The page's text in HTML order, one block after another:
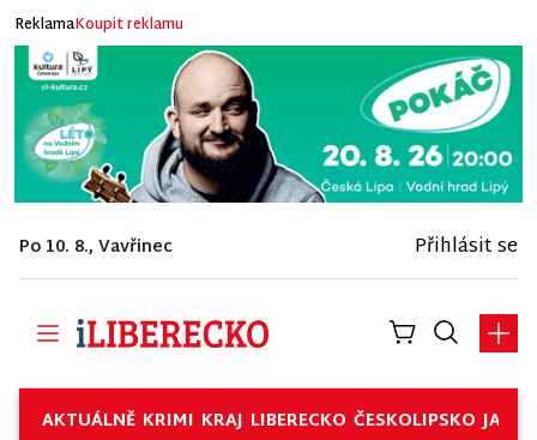
ReklamaKoupit reklamu
Po 10. 8., Vavřinec Přihlásit se
AKTUÁLNĚ KRIMI KRAJ LIBERECKO ČESKOLIPSKO